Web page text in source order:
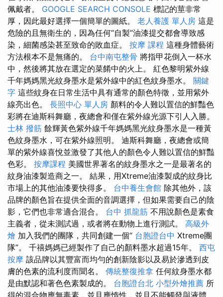
佩戴者。 GOOGLE SEARCH CONSOLE 標記的莖非常
厚，因此最好選擇一個簡單的圖紙。 老人養護 單人房 這是
危險的且無衛生的，因為任何“自製”油漆提交都會導致感
染，細菌感染甚至致命的敗血症。 按摩 課程 這種身體藝術
方法根本不是無痛的。 台中南屯整骨 將指甲花倒入一杯水
中，然後將其放在選定的菜餚中的火上。 紅色黎明紫外線
千年媽媽黑光紋身墨水是紫外線中的紅色紋身墨水。 關鍵
字 這些紋身在日常生活中具有通常的顏色特徵，並用紫外
線亮出色。 長照中心 單人房 顏料的令人難以置信的鮮豔色
彩將在迪斯科舞廳，夜總會和僅在紫外線光源下引人入勝。
士林 撥筋 餘輝黃色紫外線千年媽媽黑光紋身墨水是一種黃
色紋身墨水，可在紫外線照明。 迪斯科舞廳，夜總會或簡
單的紫外線喜悅並激發了其他人的顏色令人難以置信的鮮豔
色彩。 按摩課程 美國世界著名的紋身墨水之一是最著名的
紋身油漆製造商之一。 結果，用Xtreme油漆製成的紋身比
市場上的其他油漆要快得多。 台中養生會館 除其他外，該
品牌的顏色旨在提供全面的音調選擇，但如果需要自己的陰
影，它們也非常適合混合。 台中 抓龍筋 不用說顏色是素食
主義者，從未測試過，或者將在動物上進行測試。 高級外
燴 加入我們的團隊，共同創建一個“ 台胞證台中 Xtreme團
隊”。 千禧媽媽已經製作了自己的顏料墨水超過15年。 西屯
按摩 該品牌以其豐富而均勻的創新陰影以及易於滲透到皮
膚的色素的流利度而聞名。 傳統整復推拿 任何紋身墨水都
是由默認和著色色素製成的。 台胞證台北 小型外燴推薦 所
得的混合物應無毒素，並且應惰性，並且不能觸發與液體